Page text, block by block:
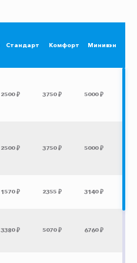
Стандарт Комфорт Минивэн
2500 ₽ 3750 ₽ 5000 ₽
2500 ₽ 3750 ₽ 5000 ₽
1570 ₽ 2355 ₽ 3140 ₽
3380 ₽ 5070 ₽ 6760 ₽